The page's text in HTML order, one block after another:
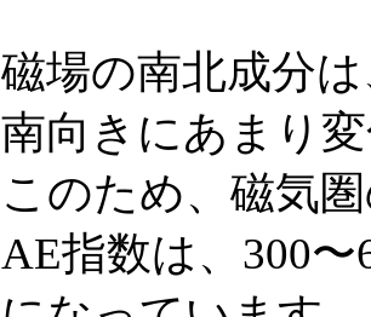
磁場の南北成分
南向きにあまり
このため、磁気
AE指数は、300